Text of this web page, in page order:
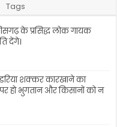
Tags
के प्रसिद्ध लोक गायक
देंगे।
शक्कर कारखाने का
हो भुगतान और किसानों को न